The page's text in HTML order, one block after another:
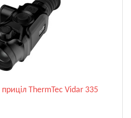
приціл ThermTec Vidar 335